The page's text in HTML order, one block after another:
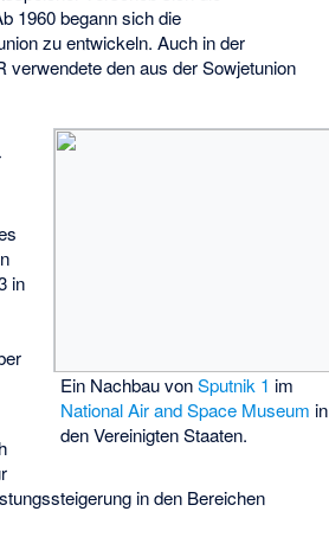
1960 begann sich die
zu entwickeln. Auch in der
verwendete den aus der Sowjetunion
Ein Nachbau vonSputnik 1 im
National Air and Space Museum in
den Vereinigten Staaten.
in
in den Bereichen